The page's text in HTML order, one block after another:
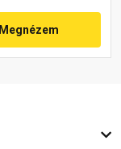
Megnézem